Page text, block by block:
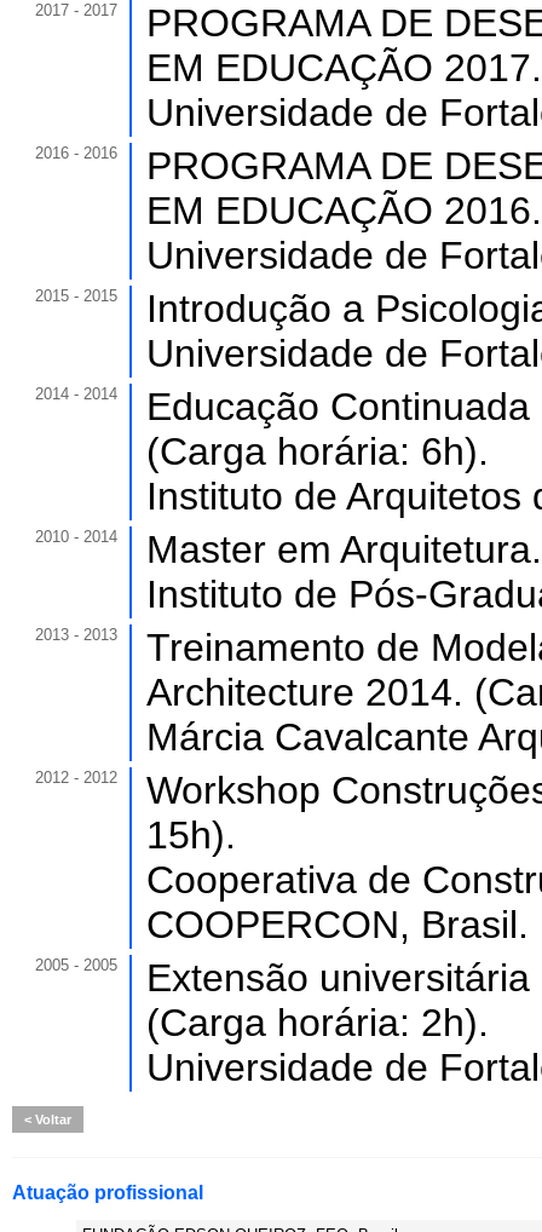
2017 - 2017
PROGRAMA DE
EM EDUCAÇÃO
Universidade de
2016 - 2016
PROGRAMA DE
EM EDUCAÇÃO
Universidade de
2015 - 2015
Introdução a
Universidade de
2014 - 2014
Educação
(Carga horária: 6h).
Instituto de Arquitetos
2010 - 2014
Master em
Instituto de Pós-
2013 - 2013
Treinamento de
Architecture 2014.
Márcia Cavalcante
2012 - 2012
Workshop
15h).
Cooperativa de
COOPERCON, Brasil.
2005 - 2005
Extensão
(Carga horária: 2h).
Universidade de
Voltar
Atuação profissional